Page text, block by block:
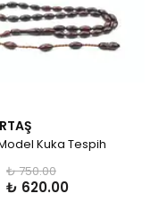
Kuka Tespih
₺ 750.00
₺ 620.00